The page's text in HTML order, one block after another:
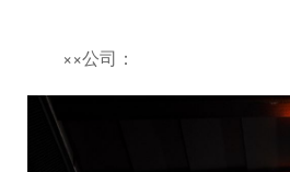
××公司：